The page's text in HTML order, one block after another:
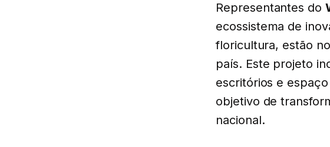
Representantes do
ecossistema de
floricultura, estão
país. Este projeto
escritórios e
objetivo de
nacional.